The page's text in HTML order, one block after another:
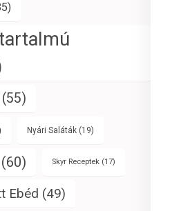
(55)
Nyári Saláták (19)
(60) Skyr Receptek (17)
Ebéd (49)